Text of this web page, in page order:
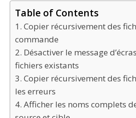
Table of Contents
1. Copier récursivement des
commande
2. Désactiver le message
fichiers existants
3. Copier récursivement des
les erreurs
4. Afficher les noms complets